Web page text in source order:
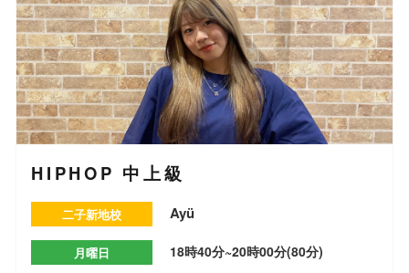
HIPHOP 中上級
二子新地校 Ayü
月曜日 18時40分~20時00分(80分)